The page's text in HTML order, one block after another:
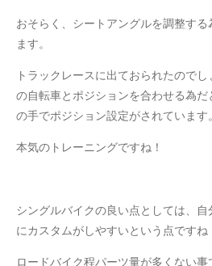
おそらく、シートアングルを調整す
ます。
トラックレースに出ておられたので
の自転車とポジションを合わせる為だ
の手でポジション設定がされています。
本気のトレーニングですね！
シングルバイクの良い点としては、
にカスタムがしやすいという点ですね
ロードバイク程パーツ量が多くない